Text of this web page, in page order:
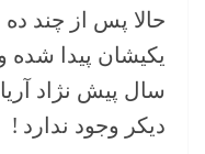
حالا پس از چند ده
سال پیش نژاد
دیکر وجود ندارد !